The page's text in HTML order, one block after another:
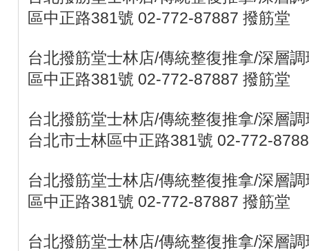
區中正路381號 02-772-87887 撥筋堂
台北撥筋堂士林店/傳統整復推拿/深層
區中正路381號 02-772-87887 撥筋堂
台北撥筋堂士林店/傳統整復推拿/深層
台北市士林區中正路381號 02-772-
台北撥筋堂士林店/傳統整復推拿/深層
區中正路381號 02-772-87887 撥筋堂
台北撥筋堂士林店/傳統整復推拿/深層